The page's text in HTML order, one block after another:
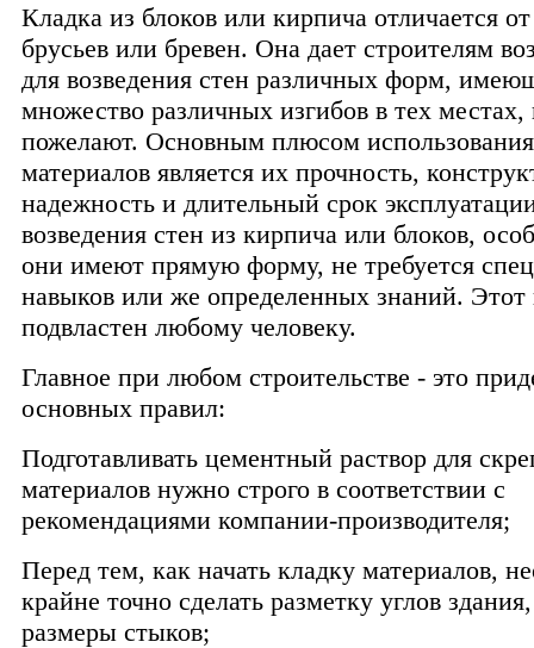
Кладка из блоков или кирпича отличается
брусьев или бревен. Она дает строителям
для возведения стен различных форм,
множество различных изгибов в тех местах,
пожелают. Основным плюсом
материалов является их прочность,
надежность и длительный срок
возведения стен из кирпича или блоков,
они имеют прямую форму, не требуется
навыков или же определенных знаний. Этот
подвластен любому человеку.
Главное при любом строительстве - это
основных правил:
Подготавливать цементный раствор для
материалов нужно строго в соответствии с
рекомендациями компании-производителя;
Перед тем, как начать кладку материалов,
крайне точно сделать разметку углов
размеры стыков;